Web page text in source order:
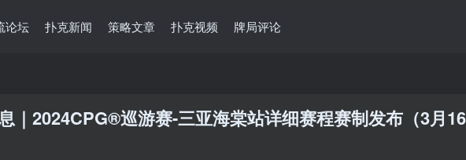
论坛 扑克新闻 策略文章 扑克视频 牌局评论
｜2024CPG®巡游赛-三亚海棠站详细赛程赛制发布（3月16